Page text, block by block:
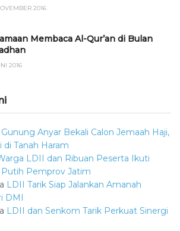
2016
Membaca Al-Qur’an di Bulan
2016
Anyar Bekali Calon Jemaah Haji,
Tanah Haram
LDII dan Ribuan Peserta Ikuti
Putih Pemprov Jatim
LDII Tarik Siap Jalankan Amanah
DMI
LDII dan Senkom Tarik Perkuat Sinergi